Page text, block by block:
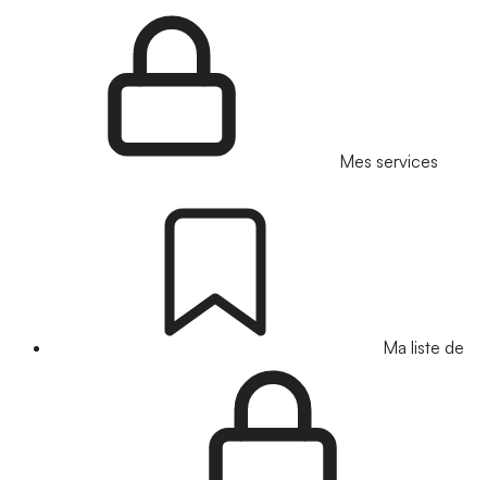
Mes services
Ma liste de